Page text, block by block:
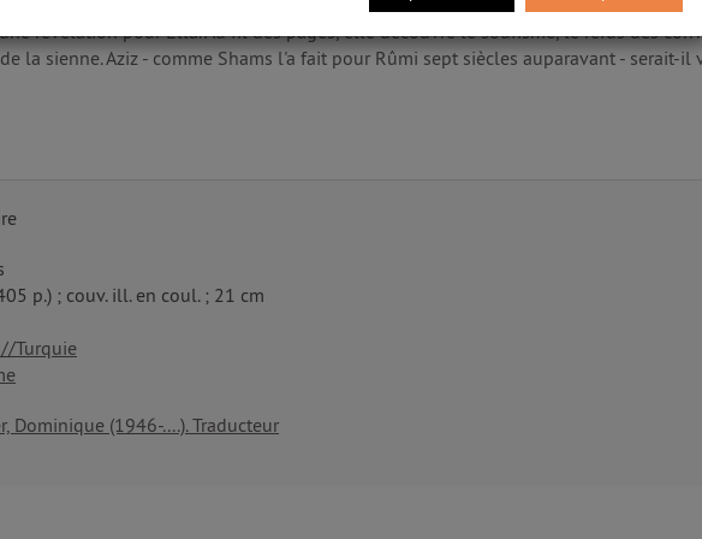
signé par Aziz Z Zahara. Ce roman, qui retrace la rencontre entre le poète
révélation pour Ella. Au fil des pages, elle découvre le soufisme, le refus des
la sienne. Aziz - comme Shams l'a fait pour Rûmi sept siècles auparavant - serait-il
p.) ; couv. ill. en coul. ; 21 cm
Turquie
Dominique (1946-....). Traducteur